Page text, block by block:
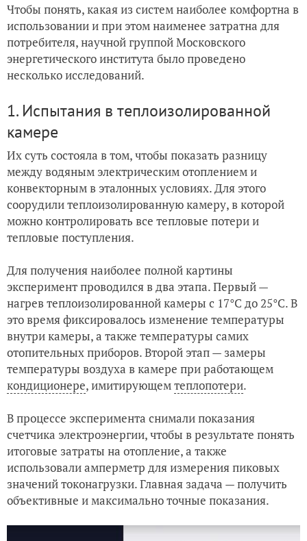
Чтобы понять, какая из систем наиболее комфортна в
использовании и при этом наименее затратна для
потребителя, научной группой Московского
энергетического института было проведено
несколько исследований.
1. Испытания в теплоизолированной
камере
Их суть состояла в том, чтобы показать разницу
между водяным электрическим отоплением и
конвекторным в эталонных условиях. Для этого
соорудили теплоизолированную камеру, в которой
можно контролировать все тепловые потери и
тепловые поступления.
Для получения наиболее полной картины
эксперимент проводился в два этапа. Первый —
нагрев теплоизолированной камеры с 17°С до 25°С. В
это время фиксировалось изменение температуры
внутри камеры, а также температуры самих
отопительных приборов. Второй этап — замеры
температуры воздуха в камере при работающем
кондиционере, имитирующемтеплопотери.
В процессе эксперимента снимали показания
счетчика электроэнергии, чтобы в результате понять
итоговые затраты на отопление, а также
использовали амперметр для измерения пиковых
значений токонагрузки. Главная задача — получить
объективные и максимально точные показания.